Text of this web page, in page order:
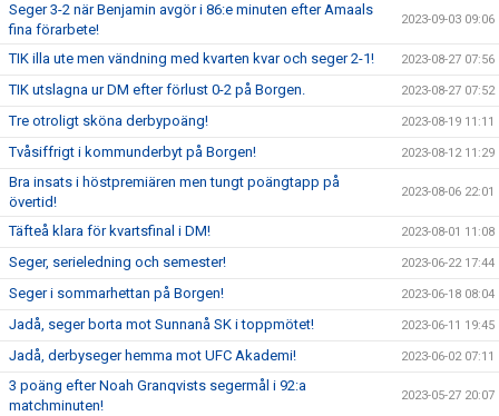
Seger 3-2 när Benjamin avgör i 86:e minuten efter Amaals
fina förarbete!
2023-09-03 09:06
TIK illa ute men vändning med kvarten kvar och seger 2-1! 2023-08-27 07:56
TIK utslagna ur DM efter förlust 0-2 på Borgen. 2023-08-27 07:52
Tre otroligt sköna derbypoäng! 2023-08-19 11:11
Tvåsiffrigt i kommunderbyt på Borgen! 2023-08-12 11:29
Bra insats i höstpremiären men tungt poängtapp på
övertid!
2023-08-06 22:01
Täfteå klara för kvartsfinal i DM! 2023-08-01 11:08
Seger, serieledning och semester! 2023-06-22 17:44
Seger i sommarhettan på Borgen! 2023-06-18 08:04
Jadå, seger borta mot Sunnanå SK i toppmötet! 2023-06-11 19:45
Jadå, derbyseger hemma mot UFC Akademi! 2023-06-02 07:11
3 poäng efter Noah Granqvists segermål i 92:a
matchminuten!
2023-05-27 20:07